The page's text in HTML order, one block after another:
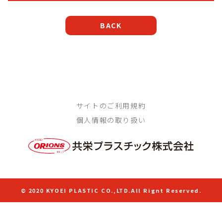
BACK
サイトのご利用規約
個人情報の取り扱い
© 2020 KYOEI PLASTIC CO.,LTD.All Rignt Reserved.